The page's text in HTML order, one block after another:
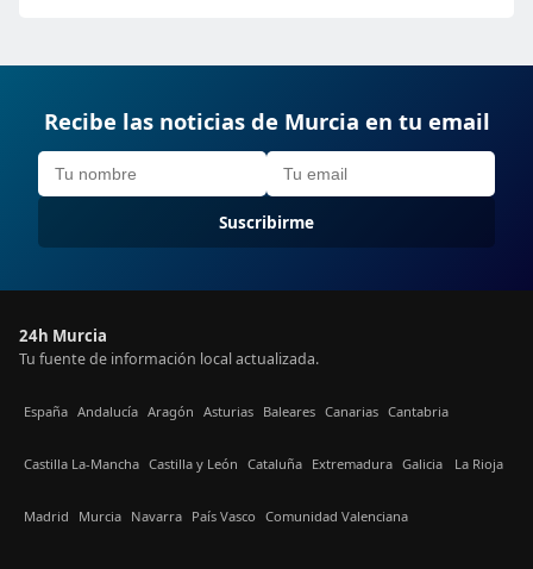
Recibe las noticias de Murcia en tu email
Suscribirme
24h Murcia
Tu fuente de información local actualizada.
España Andalucía Aragón Asturias Baleares Canarias Cantabria
Castilla La-Mancha Castilla y León Cataluña Extremadura Galicia La Rioja
Madrid Murcia Navarra País Vasco Comunidad Valenciana